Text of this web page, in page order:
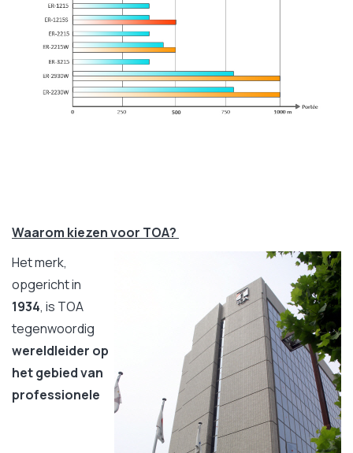
Waarom kiezen voor TOA?
Het merk,
opgericht in
1934, is TOA
tegenwoordig
wereldleider op
het gebied van
professionele